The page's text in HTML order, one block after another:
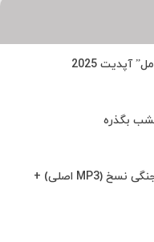
بگذره
دانلود آهنگ مسعود جلیلیان و رامین تجنگی نسخ (MP3 اصلی) +